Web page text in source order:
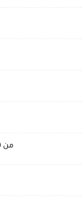
من 10:00 PM إلى 1:00 AM